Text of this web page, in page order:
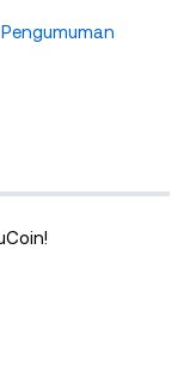
Pengumuman